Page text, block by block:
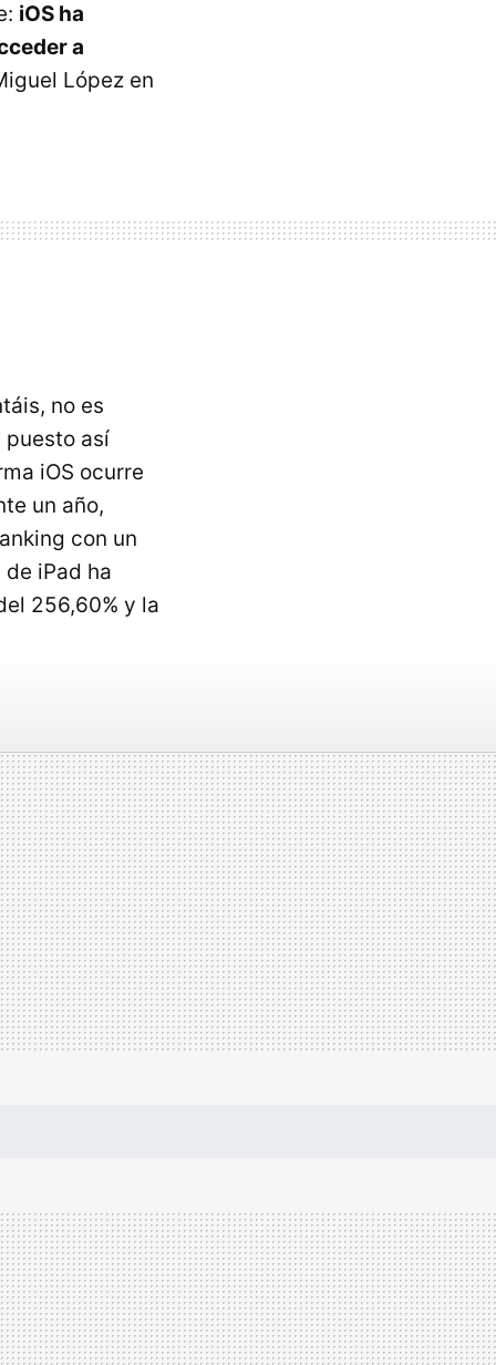
iOS ha
a
López en
no es
puesto así
iOS ocurre
un año,
con un
iPad ha
256,60% y la